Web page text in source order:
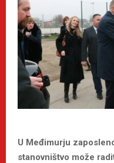
U Međimurju
stanovništvo može